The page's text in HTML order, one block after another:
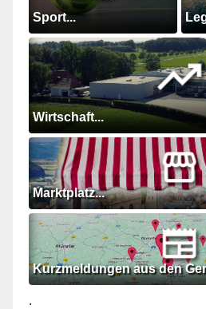
Sport...
Wirtschaft...
Marktplatz...
Kurzmeldungen aus den
.